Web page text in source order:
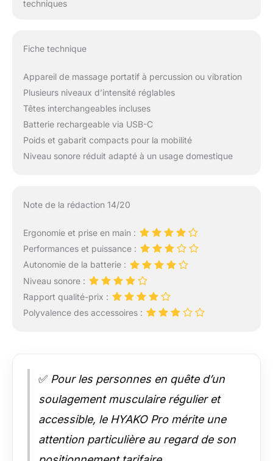
techniques
Fiche technique
Appareil de massage portatif à percussion ou vibration
Plusieurs niveaux d’intensité réglables
Têtes interchangeables incluses
Batterie rechargeable via USB-C
Poids et gabarit compacts pour la mobilité
Niveau sonore réduit adapté à un usage domestique
Note de la rédaction 14/20
Ergonomie et prise en main :
Performances et puissance :
Autonomie de la batterie :
Niveau sonore :
Rapport qualité-prix :
Polyvalence des accessoires :
✅ Pour les personnes en quête d’un
soulagement musculaire régulier et
accessible, le HYAKO Pro mérite une
attention particulière au regard de son